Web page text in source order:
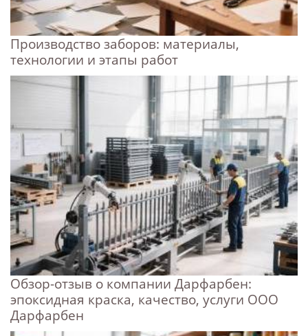
Производство заборов: материалы,
технологии и этапы работ
Обзор-отзыв о компании Дарфарбен:
эпоксидная краска, качество, услуги ООО
Дарфарбен